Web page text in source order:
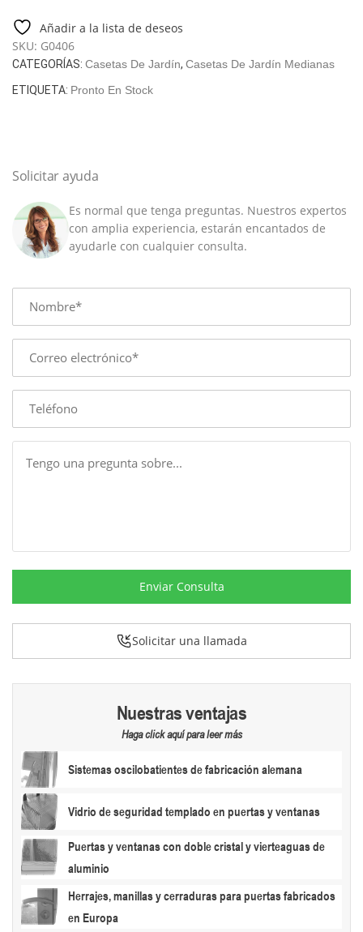
/
3
x
m
/
mm
cantidad
Añadir a la lista de deseos
SKU: G0406
CATEGORÍAS: Casetas De Jardín, Casetas De Jardín Medianas
ETIQUETA: Pronto En Stock
Solicitar ayuda
Es normal que tenga preguntas. Nuestros expertos
con amplia experiencia, estarán encantados de
ayudarle con cualquier consulta.
Name
E-
mail
Phone
Message
Enviar Consulta
Solicitar una llamada
Nuestras ventajas
Haga click aquí para leer más
Sistemas oscilobatientes de fabricación alemana
Vidrio de seguridad templado en puertas y ventanas
Puertas y ventanas con doble cristal y vierteaguas de
aluminio
Herrajes, manillas y cerraduras para puertas fabricados
en Europa